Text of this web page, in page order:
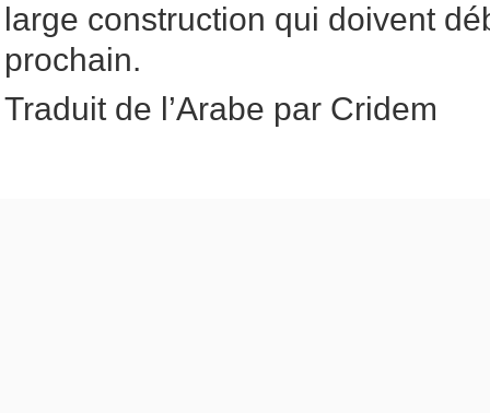
large construction qui doivent
prochain.
Traduit de l’Arabe par Cridem